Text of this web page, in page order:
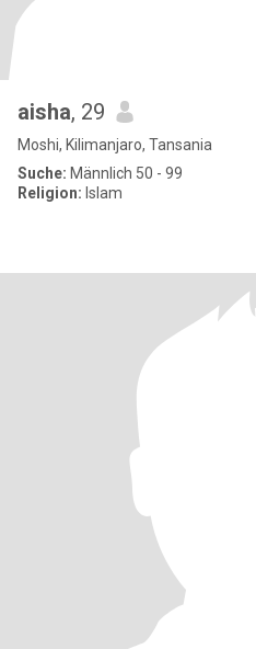
aisha, 29
Moshi, Kilimanjaro, Tansania
Suche: Männlich 50 - 99
Religion: Islam